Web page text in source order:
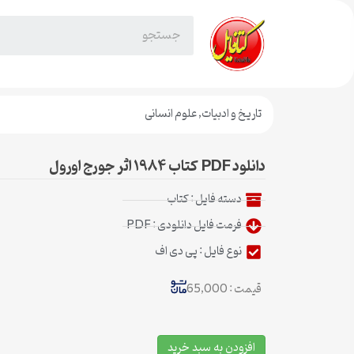
تاریخ و ادبیات,علوم انسانی
دانلود PDF کتاب ۱۹۸۴ اثر جورج اورول
دسته فایل :کتاب
فرمت فایل دانلودی : PDF
نوع فایل : پی دی اف
قیمت : 65,000
افزودن به سبد خرید